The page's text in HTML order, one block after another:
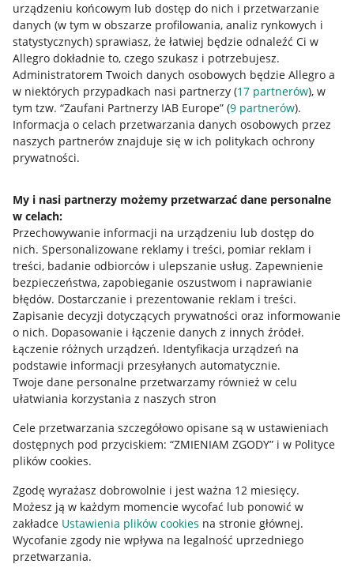
urządzeniu końcowym lub dostęp do nich i przetwarzanie
danych (w tym w obszarze profilowania, analiz rynkowych i
statystycznych) sprawiasz, że łatwiej będzie odnaleźć Ci w
Allegro dokładnie to, czego szukasz i potrzebujesz.
Administratorem Twoich danych osobowych będzie Allegro a
w niektórych przypadkach nasi partnerzy (17 partnerów), w
tym tzw. “Zaufani Partnerzy IAB Europe” (9 partnerów).
Informacja o celach przetwarzania danych osobowych przez
naszych partnerów znajduje się w ich politykach ochrony
prywatności.
My i nasi partnerzy możemy przetwarzać dane personalne
w celach:
Przechowywanie informacji na urządzeniu lub dostęp do
nich. Spersonalizowane reklamy i treści, pomiar reklam i
treści, badanie odbiorców i ulepszanie usług. Zapewnienie
bezpieczeństwa, zapobieganie oszustwom i naprawianie
błędów. Dostarczanie i prezentowanie reklam i treści.
Zapisanie decyzji dotyczących prywatności oraz informowanie
o nich. Dopasowanie i łączenie danych z innych źródeł.
Łączenie różnych urządzeń. Identyfikacja urządzeń na
podstawie informacji przesyłanych automatycznie.
Twoje dane personalne przetwarzamy również w celu
ułatwiania korzystania z naszych stron
Cele przetwarzania szczegółowo opisane są w ustawieniach
dostępnych pod przyciskiem: “ZMIENIAM ZGODY” i w Polityce
plików cookies.
Zgodę wyrażasz dobrowolnie i jest ważna 12 miesięcy.
Możesz ją w każdym momencie wycofać lub ponowić w
zakładce Ustawienia plików cookies na stronie głównej.
Wycofanie zgody nie wpływa na legalność uprzedniego
przetwarzania.
Przydatne informacje
Jak to działa
Allegro Gadane dla sprzedających
Allegro Gadane dla kupujących
Mapa miejscowości
Informacje prawne
Regulamin
Polityka plików "cookies"
Ustawienia plików "cookies"
Udostępnianie lokalizacji
Informacje dla Aktu o Usługach Cyfrowych
Pobierz aplikację